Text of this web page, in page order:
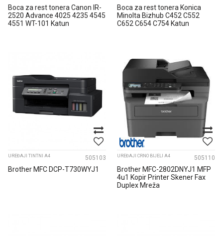
Boca za rest tonera Canon IR-
2520 Advance 4025 4235 4545
4551 WT-101 Katun
Boca za rest tonera Konica
Minolta Bizhub C452 C552
C652 C654 C754 Katun
UREĐAJI TINTNI A4 505103
Brother MFC DCP-T730WYJ1
UREĐAJI CRNO BIJELI A4 505110
Brother MFC-2802DNYJ1 MFP
4u1 Kopir Printer Skener Fax
Duplex Mreža